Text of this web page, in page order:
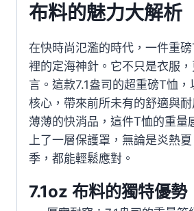
布料的魅力大解析
在快時尚氾濫的時代，一件重
裡的定海神針。它不只是衣服
言。這款7.1盎司的超重磅T恤
核心，帶來前所未有的舒適與
薄薄的快消品，這件T恤的重量
上了一層保護罩，無論是炎熱
季，都能輕鬆應對。
7.1oz 布料的獨特優勢